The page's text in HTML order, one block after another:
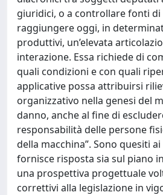
giuridici, o a controllare fonti
raggiungere oggi, in
produttivi, un’elevata
interazione. Essa richiede di
quali condizioni e con quali
applicative possa attribuirsi
organizzativo nella genesi del
danno, anche al fine di
responsabilità delle persone
della macchina”. Sono quesiti
fornisce risposta sia sul piano
una prospettiva progettuale
correttivi alla legislazione in